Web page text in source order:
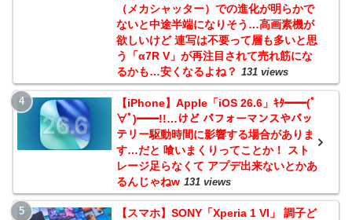
（メカシャッター）での進化が明らかで
ないと中途半端になりそう…高画素機が
欲しいけど 連写は不要って層も多いと思
う「α7R V」が再注目されて売れ筋にな
るかも…安くなるよね？ 131 views
【iPhone】Apple「iOS 26.6」ｷﾀ━━(ﾟ
∀ﾟ)━━!!…けど パフォーマンスやバッ
テリー駆動時間に影響する場合がありま
す…だと 喰いまくりってことか！ スト
レージ足らなくて アプデ出来ないとかあ
るんじゃねw 131 views
【スマホ】SONY「Xperia 1 VI」 調子ど